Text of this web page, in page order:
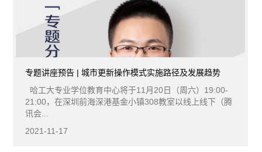
专题讲座预告 | 城市更新操作模式实施路径及发展趋势
哈工大专业学位教育中心将于11月20日（周六）19:00-
21:00，在深圳前海深港基金小镇308教室以线上线下（腾
讯会...
2021-11-17